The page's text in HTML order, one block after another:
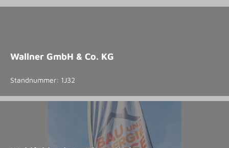
Wallner GmbH & Co. KG
Standnummer: 1J32